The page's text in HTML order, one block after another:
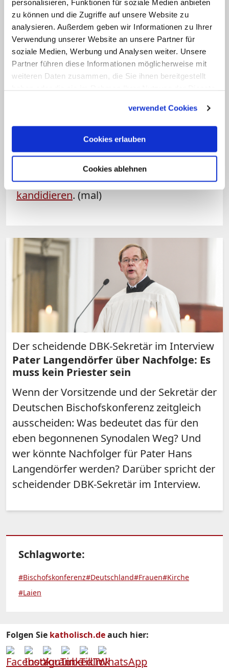
personalisieren, Funktionen für soziale Medien anbieten
zu können und die Zugriffe auf unsere Website zu
analysieren. Außerdem geben wir Informationen zu Ihrer
Verwendung unserer Website an unsere Partner für
soziale Medien, Werbung und Analysen weiter. Unsere
Partner führen diese Informationen möglicherweise mit
weiteren Daten zusammen, die Sie ihnen bereitgestellt
verwendet Cookies
Cookies erlauben
Cookies ablehnen
der Katholischen Nachrichtenagentur
(KNA). Auf Nachfrage erklärte er, dass die
Nachfolge auch für jemanden ohne
Priesterweihe offen sei.Ein neuer DBK-
Sekretär wird von den deutschen
Frühjahrsvollversammlung in Mainz (2.
Zuvor hatte bereits Kardinal Reinhard
Marx angekündigt,nicht für eine zweite
Amtszeit als DBK-Vorsitzender zu
kandidieren. (mal)
Der scheidende DBK-Sekretär im Interview
Pater Langendörfer über Nachfolge: Es
muss kein Priester sein
Wenn der Vorsitzende und der Sekretär der
Deutschen Bischofskonferenz zeitgleich
ausscheiden: Was bedeutet das für den
eben begonnenen Synodalen Weg? Und
wer könnte Nachfolger für Pater Hans
Langendörfer werden? Darüber spricht der
scheidender DBK-Sekretär im Interview.
Schlagworte:
#Bischofskonferenz#Deutschland#Frauen#Kirche
#Laien
Folgen Sie katholisch.deauch hier: